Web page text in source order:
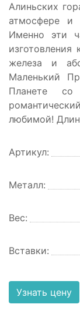
Алиньских
атмосфере и
Именно эти
железа и
Маленький
Планете
любимой!
Артикул:
Металл:
Вес:
Вставки:
Узнать цену